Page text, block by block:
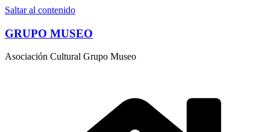
Saltar al contenido
GRUPO MUSEO
Asociación Cultural Grupo Museo